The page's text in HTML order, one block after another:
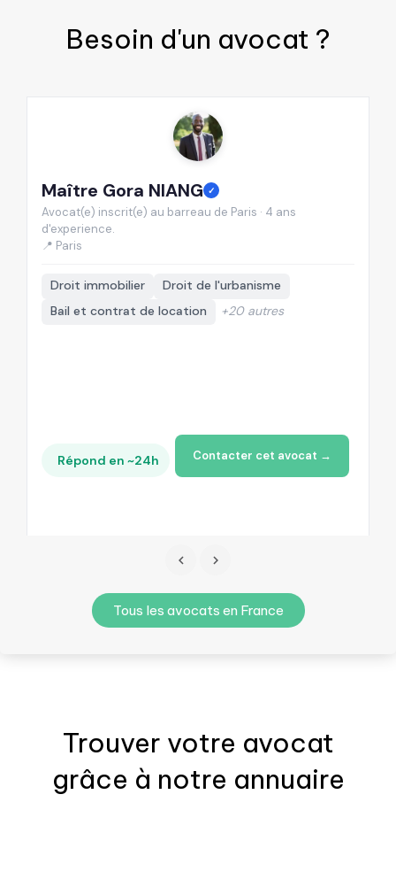
Besoin d'un avocat ?
Maître Gora NIANG ✓
Avocat(e) inscrit(e) au barreau de Paris · 4 ans
d'experience.
📍 Paris
Droit immobilier
Droit de l'urbanisme
Bail et contrat de location
+20 autres
Répond en ~24h Contacter cet avocat →
Tous les avocats en France
Trouver votre avocat
grâce à notre annuaire